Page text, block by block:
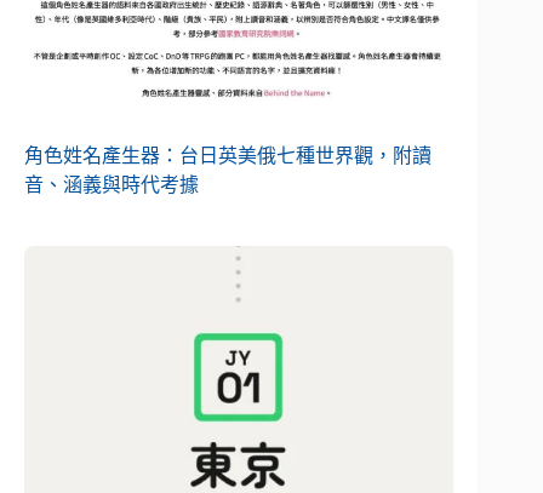
角色姓名產生器：台日英美俄七種世界觀，附讀
音、涵義與時代考據